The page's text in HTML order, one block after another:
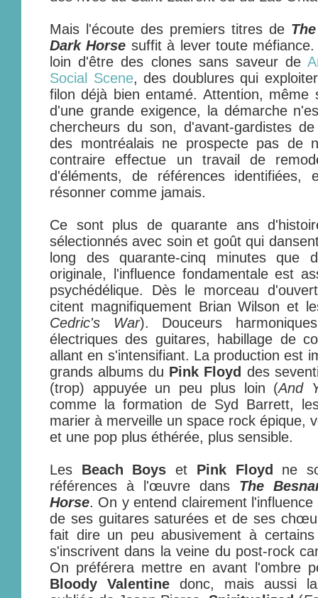
Mais l'écoute des premiers titres de
Dark Horse suffit à lever toute
loin d'être des clones sans saveur de
Social Scene, des doublures qui
filon déjà bien entamé. Attention,
d'une grande exigence, la démarche
chercheurs du son, d'avant-gardistes
des montréalais ne prospecte pas de
contraire effectue un travail de
d'éléments, de références
résonner comme jamais.
Ce sont plus de quarante ans
sélectionnés avec soin et goût qui
long des quarante-cinq minutes que
originale, l'influence fondamentale est
psychédélique. Dès le morceau
citent magnifiquement Brian Wilson et
Cedric's War). Douceurs
électriques des guitares, habillage de
allant en s'intensifiant. La production est
grands albums du Pink Floyd des
(trop) appuyée un peu plus loin (And
comme la formation de Syd Barrett,
marier à merveille un space rock épique,
et une pop plus éthérée, plus sensible.
Les Beach Boys et Pink Floyd
ne
références à l'œuvre dans The
Horse. On y entend clairement
de ses guitares saturées et de ses
fait dire un peu abusivement à
s'inscrivent dans la veine du post-rock
On préférera mettre en avant l'ombre
Bloody Valentine donc, mais aussi